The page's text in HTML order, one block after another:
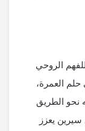
الروحي
العمرة،
نحو الطريق
يعزز